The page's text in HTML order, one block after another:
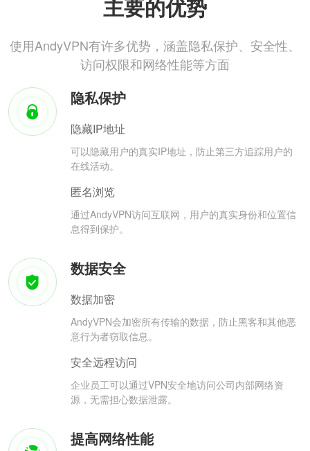
主要的优势
使用AndyVPN有许多优势，涵盖隐私保护、安全性、
访问权限和网络性能等方面
隐私保护
隐藏IP地址
可以隐藏用户的真实IP地址，防止第三方追踪用户的
在线活动。
匿名浏览
通过AndyVPN访问互联网，用户的真实身份和位置信
息得到保护。
数据安全
数据加密
AndyVPN会加密所有传输的数据，防止黑客和其他恶
意行为者窃取信息。
安全远程访问
企业员工可以通过VPN安全地访问公司内部网络资
源，无需担心数据泄露。
提高网络性能